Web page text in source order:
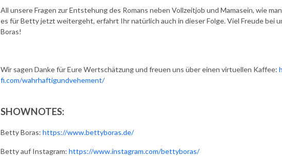
All unsere Fragen zur Entstehung des Romans neben Vollzeitjob und Mamasein, wie
es für Betty jetzt weitergeht, erfahrt Ihr natürlich auch in dieser Folge. Viel Freude bei
Boras!
Wir sagen Danke für Eure Wertschätzung und freuen uns über einen virtuellen Kaffee:
fi.com/wahrhaftigundvehement/
SHOWNOTES:
Betty Boras: https://www.bettyboras.de/
Betty auf Instagram: https://www.instagram.com/bettyboras/